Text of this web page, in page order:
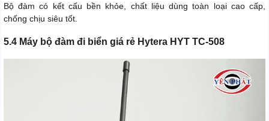
Bộ đàm có kết cấu bền khỏe, chất liệu dùng toàn loại cao cấp,
chống chịu siêu tốt.
5.4 Máy bộ đàm đi biển giá rẻ Hytera HYT TC-508